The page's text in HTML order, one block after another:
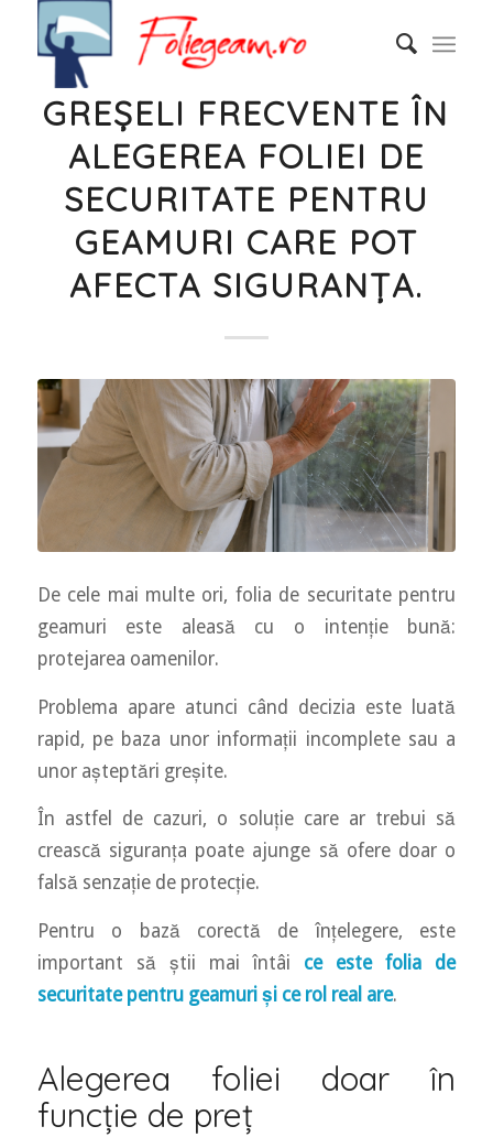
GREȘELI FRECVENTE ÎN
ALEGEREA FOLIEI DE
SECURITATE PENTRU
GEAMURI CARE POT
AFECTA SIGURANȚA.
De cele mai multe ori, folia de securitate pentru
geamuri este aleasă cu o intenție bună:
protejarea oamenilor.
Problema apare atunci când decizia este luată
rapid, pe baza unor informații incomplete sau a
unor așteptări greșite.
În astfel de cazuri, o soluție care ar trebui să
crească siguranța poate ajunge să ofere doar o
falsă senzație de protecție.
Pentru o bază corectă de înțelegere, este
important să știi mai întâi ce este folia de
securitate pentru geamuri și ce rol real are.
Alegerea foliei doar în
funcție de preț